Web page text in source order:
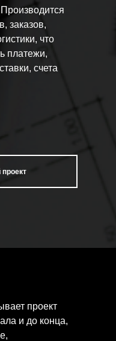
заказов,
что
платежи,
счета
проект
проект
и до конца,